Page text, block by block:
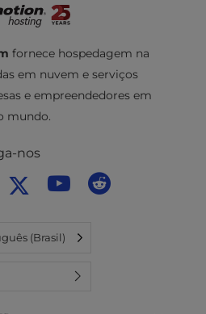
fornece hospedagem na
em nuvem e serviços
e empreendedores em
mundo.
nos
(Brasil)